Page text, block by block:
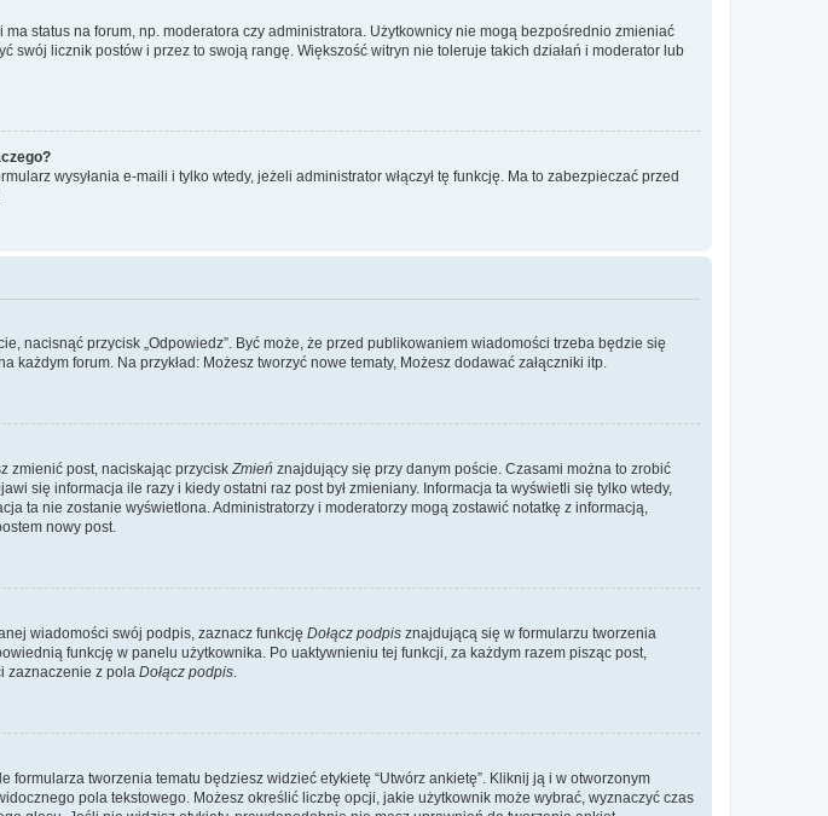
status na forum, np. moderatora czy administratora. Użytkownicy nie mogą bezpośrednio zmieniać
licznik postów i przez to swoją rangę. Większość witryn nie toleruje takich działań i moderator lub
wysyłania e-maili i tylko wtedy, jeżeli administrator włączył tę funkcję. Ma to zabezpieczać przed
nacisnąć przycisk „Odpowiedz”. Być może, że przed publikowaniem wiadomości trzeba będzie się
forum. Na przykład: Możesz tworzyć nowe tematy, Możesz dodawać załączniki itp.
zmienić post, naciskając przyciskZmień znajdujący się przy danym poście. Czasami można to zrobić
się informacja ile razy i kiedy ostatni raz post był zmieniany. Informacja ta wyświetli się tylko wtedy,
ta nie zostanie wyświetlona. Administratorzy i moderatorzy mogą zostawić notatkę z informacją,
nowy post.
wiadomości swój podpis, zaznacz funkcję Dołącz podpis znajdującą się w formularzu tworzenia
funkcję w panelu użytkownika. Po uaktywnieniu tej funkcji, za każdym razem pisząc post,
zaznaczenie z pola Dołącz podpis.
tworzenia tematu będziesz widzieć etykietę “Utwórz ankietę”. Kliknij ją i w otworzonym
pola tekstowego. Możesz określić liczbę opcji, jakie użytkownik może wybrać, wyznaczyć czas